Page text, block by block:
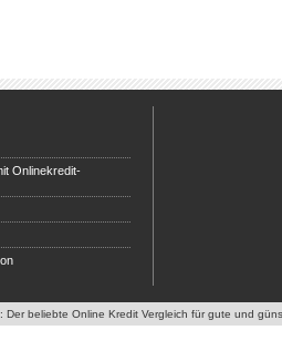
Onlinekredit-
Der beliebte Online Kredit Vergleich für gute und